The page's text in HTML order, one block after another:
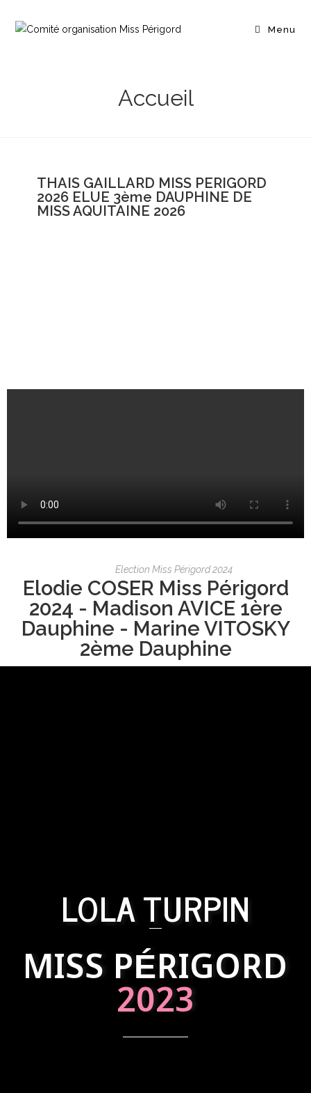
Menu
Accueil
THAIS GAILLARD MISS PERIGORD
2026 ELUE 3ème DAUPHINE DE
MISS AQUITAINE 2026
Election Miss Périgord 2024
Elodie COSER Miss Périgord
2024 - Madison AVICE 1ère
Dauphine - Marine VITOSKY
2ème Dauphine
LOLA TURPIN
MISS PÉRIGORD
2023